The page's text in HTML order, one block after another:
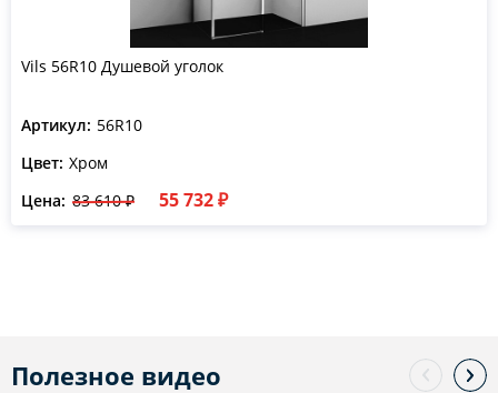
Vils 56R10 Душевой уголок
Артикул: 56R10
Цвет: Хром
Цена: 83 610 ₽ 55 732 ₽
Полезное видео